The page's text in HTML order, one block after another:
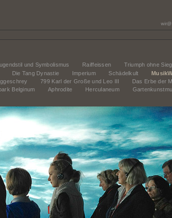
und Symbolismus Raiffeissen Triumph ohne Sieg
Die Tang Dynastie Imperium Schädelkult
799 Karl der Große und Leo III Das Erbe der
Belginum Aphrodite Herculaneum